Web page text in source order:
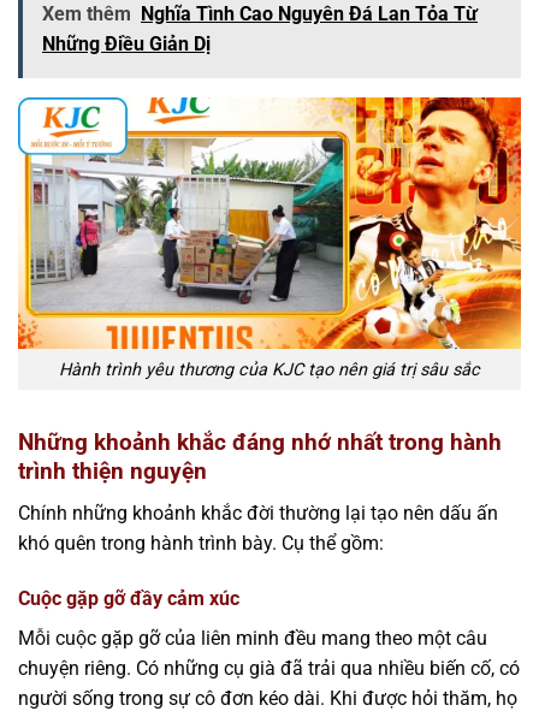
Xem thêm Nghĩa Tình Cao Nguyên Đá Lan Tỏa Từ
Những Điều Giản Dị
Hành trình yêu thương của KJC tạo nên giá trị sâu sắc
Những khoảnh khắc đáng nhớ nhất trong hành
trình thiện nguyện
Chính những khoảnh khắc đời thường lại tạo nên dấu ấn
khó quên trong hành trình bày. Cụ thể gồm:
Cuộc gặp gỡ đầy cảm xúc
Mỗi cuộc gặp gỡ của liên minh đều mang theo một câu
chuyện riêng. Có những cụ già đã trải qua nhiều biến cố, có
người sống trong sự cô đơn kéo dài. Khi được hỏi thăm, họ